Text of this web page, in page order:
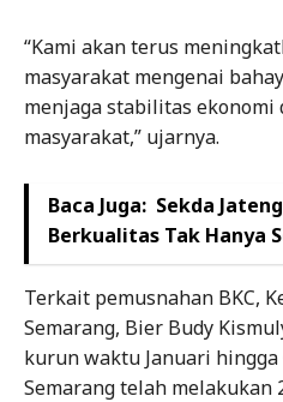
“Kami akan terus
masyarakat mengenai
menjaga stabilitas ekonomi
masyarakat,” ujarnya.
Baca Juga: Sekda
Berkualitas Tak Hanya
Terkait pemusnahan BKC,
Semarang, Bier Budy
kurun waktu Januari hingga
Semarang telah melakukan